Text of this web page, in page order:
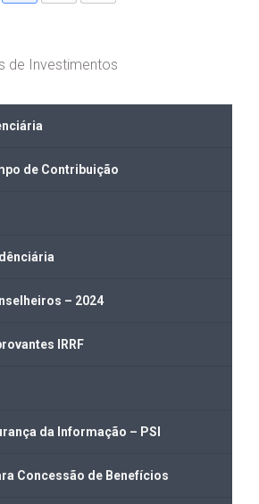
de Investimentos
de Contribuição
– 2024
IRRF
da Informação – PSI
Concessão de Benefícios